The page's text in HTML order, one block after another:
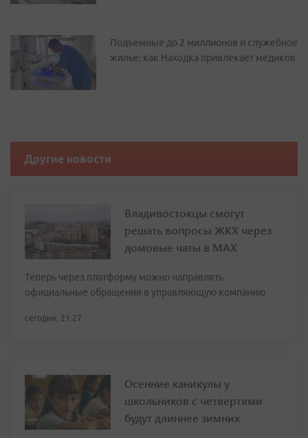
Подъемные до 2 миллионов и служебное
жилье: как Находка привлекает медиков
Другие новости
Владивостокцы смогут
решать вопросы ЖКХ через
домовые чаты в МАХ
Теперь через платформу можно направлять
официальные обращения в управляющую компанию
сегодня, 21:27
Осенние каникулы у
школьников с четвертями
будут длиннее зимних